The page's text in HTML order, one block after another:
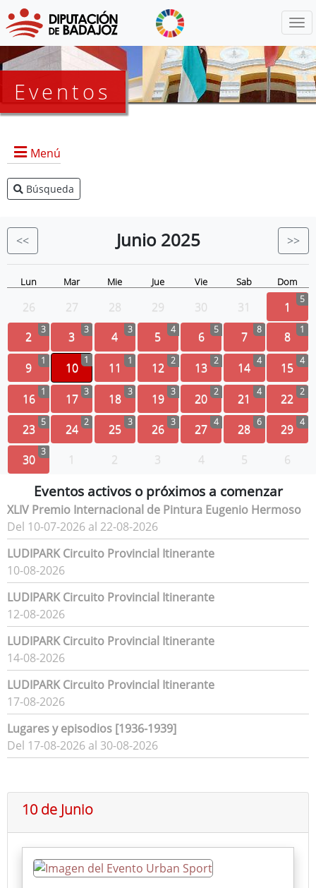
Eventos
Menú
Agenda Presidencia
Eventos
Búsqueda
<< Junio 2025 >>
Lun Mar Mie Jue Vie Sab Dom
26 27 28 29 30 31 1 5
2 3 3 3 4 3 5 4 6 5 7 8 8 1
9 1 10
1
11 1 12 2 13 2 14 4 15 4
16 1 17 3 18 3 19 3 20 2 21 4 22 2
23 5 24 2 25 3 26 3 27 4 28 6 29 4
30 3 1 2 3 4 5 6
Eventos activos o próximos a comenzar
XLIV Premio Internacional de Pintura Eugenio Hermoso
Del 10-07-2026 al 22-08-2026
LUDIPARK Circuito Provincial Itinerante
10-08-2026
LUDIPARK Circuito Provincial Itinerante
12-08-2026
LUDIPARK Circuito Provincial Itinerante
14-08-2026
LUDIPARK Circuito Provincial Itinerante
17-08-2026
Lugares y episodios [1936-1939]
Del 17-08-2026 al 30-08-2026
10 de Junio